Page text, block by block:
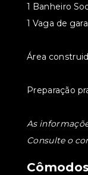
1 Banheiro
1 Vaga de
Área
Preparação
As
Consulte o
Cômodos